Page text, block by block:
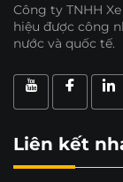
Công ty TNHH
hiệu được công
nước và quốc tế.
Liên kết